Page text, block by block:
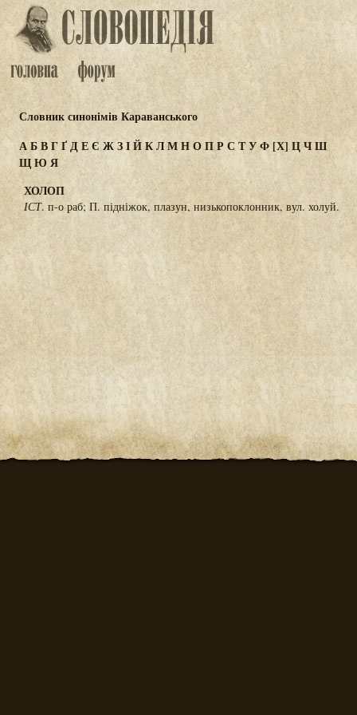
Словник синонімів Караванського
АБВГҐДЕЄ ЖЗІЙКЛМНОПР СТУФ[Х] ЦЧШ
ЩЮ Я
ХОЛОП
ІСТ. п-о раб; П. підніжок, плазун, низькопоклонник, вул. холуй.